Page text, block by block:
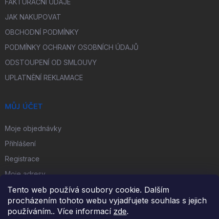
Tento web používá soubory cookie. Dalším
procházením tohoto webu vyjadřujete souhlas s jejich
používáním.. Více informací zde.
FAKTURAČNÍ ÚDAJE
JAK NAKUPOVAT
OBCHODNÍ PODMÍNKY
PODMÍNKY OCHRANY OSOBNÍCH ÚDAJŮ
ODSTOUPENÍ OD SMLOUVY
UPLATNĚNÍ REKLAMACE
MŮJ ÚČET
Moje objednávky
Přihlášení
Registrace
Moje adresy
FACEBOOK